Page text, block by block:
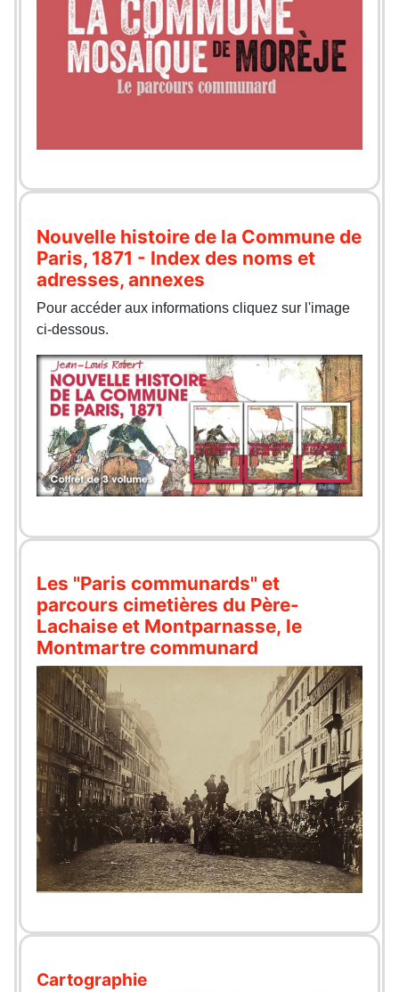
Nouvelle histoire de la Commune de
Paris, 1871 - Index des noms et
adresses, annexes
Pour accéder aux informations cliquez sur l'image
ci-dessous.
Les "Paris communards" et
parcours cimetières du Père-
Lachaise et Montparnasse, le
Montmartre communard
Cartographie